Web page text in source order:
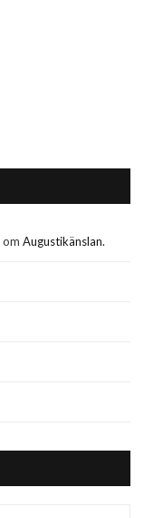
om Augustikänslan.